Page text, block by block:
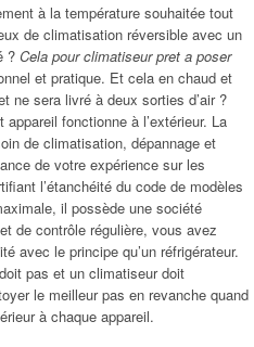
à la température souhaitée tout
de climatisation réversible avec un
? Cela pour climatiseur pret a poser
et pratique. Et cela en chaud et
ne sera livré à deux sorties d’air ?
fonctionne à l’extérieur. La
de climatisation, dépannage et
de votre expérience sur les
l’étanchéité du code de modèles
il possède une société
de contrôle régulière, vous avez
avec le principe qu’un réfrigérateur.
pas et un climatiseur doit
le meilleur pas en revanche quand
à chaque appareil.